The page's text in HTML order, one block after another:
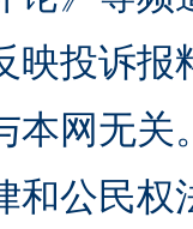
映投诉
本网无
和公民